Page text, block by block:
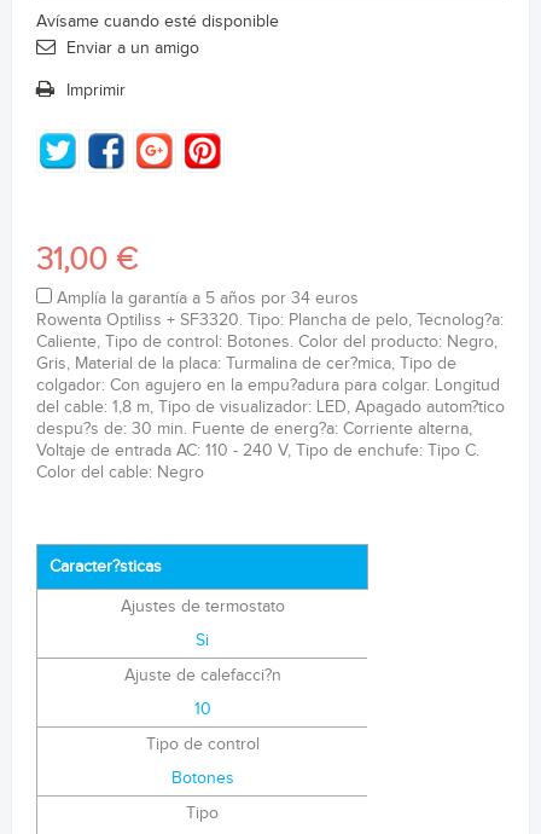
Avísame cuando esté disponible
Enviar a un amigo
Imprimir
31,00 €
Amplía la garantía a 5 años por 34 euros
Rowenta Optiliss + SF3320. Tipo: Plancha de pelo, Tecnolog?a:
Caliente, Tipo de control: Botones. Color del producto: Negro,
Gris, Material de la placa: Turmalina de cer?mica, Tipo de
colgador: Con agujero en la empu?adura para colgar. Longitud
del cable: 1,8 m, Tipo de visualizador: LED, Apagado autom?tico
despu?s de: 30 min. Fuente de energ?a: Corriente alterna,
Voltaje de entrada AC: 110 - 240 V, Tipo de enchufe: Tipo C.
Color del cable: Negro
Caracter?sticas
Ajustes de termostato
Si
Ajuste de calefacci?n
10
Tipo de control
Botones
Tipo